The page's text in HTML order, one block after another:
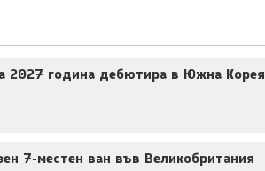
2027 година дебютира в Южна Корея
7-местен ван във Великобритания